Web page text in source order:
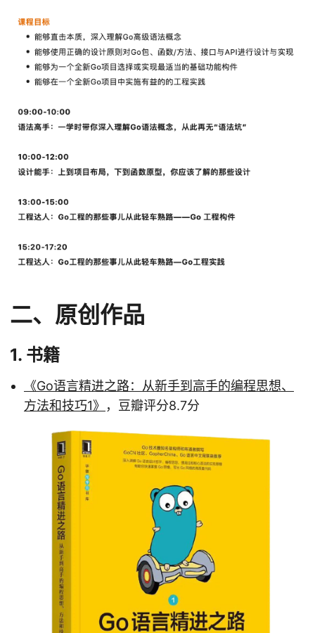
二、原创作品
1. 书籍
《Go语言精进之路：从新手到高手的编程思想、
方法和技巧1》 ，豆瓣评分8.7分